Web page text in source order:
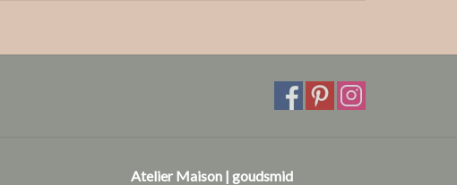
Atelier Maison | goudsmid